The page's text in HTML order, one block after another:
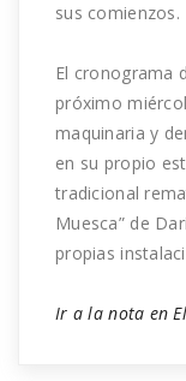
sus comienzos.
El cronograma
próximo
maquinaria y
en su propio
tradicional
Muesca” de
propias
Ir a la nota en